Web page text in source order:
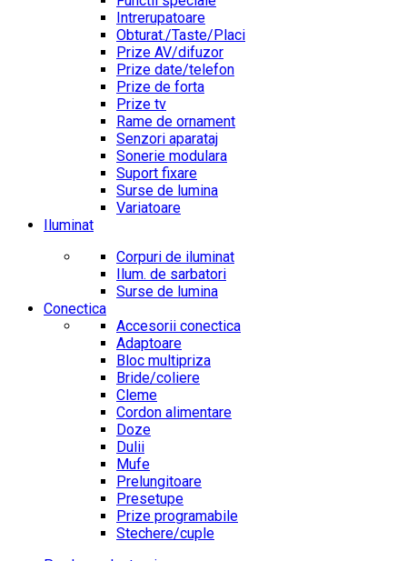
Intrerupatoare
Obturat./Taste/Placi
Prize AV/difuzor
Prize date/telefon
Prize de forta
Prize tv
Rame de ornament
Senzori aparataj
Sonerie modulara
Suport fixare
Surse de lumina
Variatoare
Iluminat
Corpuri de iluminat
Ilum. de sarbatori
Surse de lumina
Conectica
Accesorii conectica
Adaptoare
Bloc multipriza
Bride/coliere
Cleme
Cordon alimentare
Doze
Dulii
Mufe
Prelungitoare
Presetupe
Prize programabile
Stechere/cuple